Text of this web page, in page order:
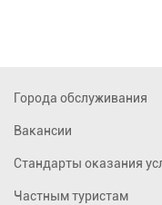
Города обслуживания
Вакансии
Стандарты оказания
Частным туристам